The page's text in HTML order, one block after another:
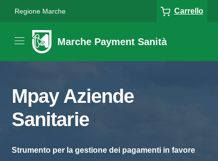
Regione Marche Carrello
Marche Payment Sanità
Mpay Aziende
Sanitarie
Strumento per la gestione dei pagamenti in favore